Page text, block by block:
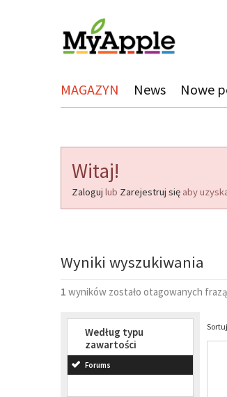
MAGAZYN News Nowe
Witaj!
Zaloguj lub Zarejestruj się aby
Wyniki wyszukiwania
1 wyników zostało otagowanych frazą
Według typu
zawartości
Forums